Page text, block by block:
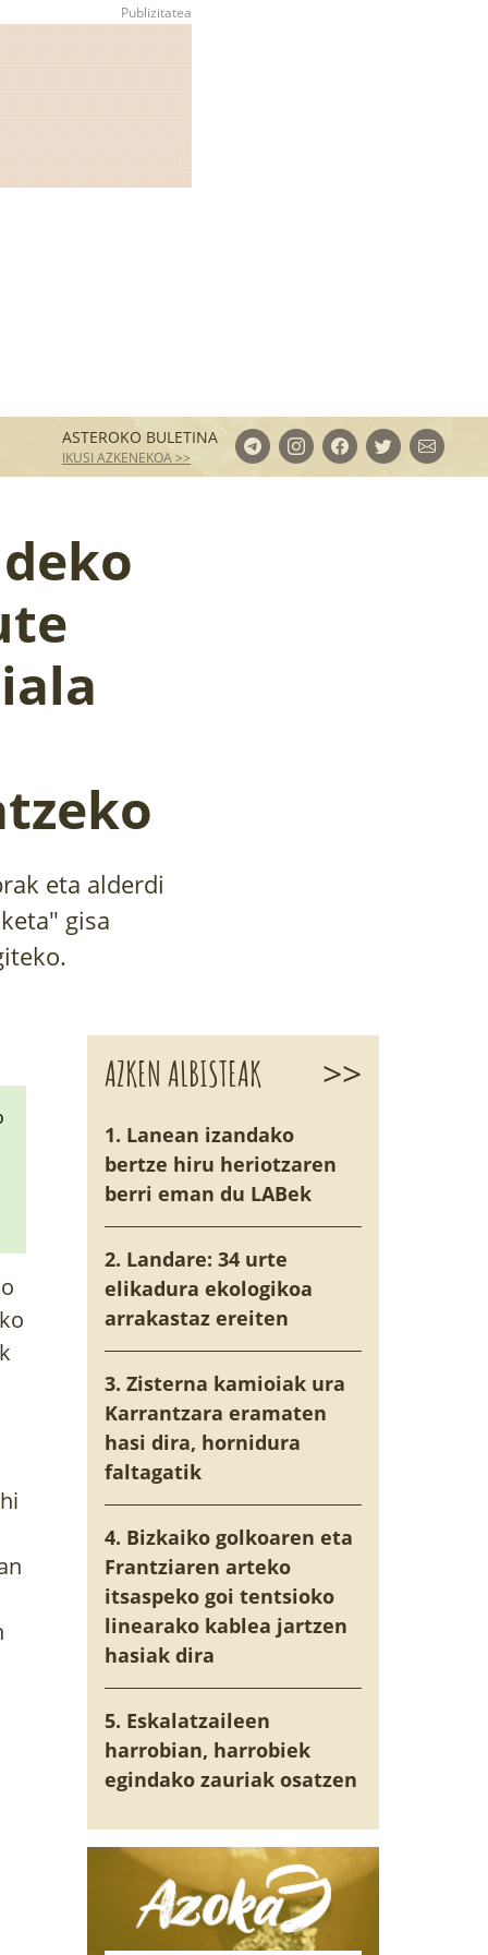
ASTEROKO BULETINA
IKUSI AZKENEKOA >>
eta alderdi
gisa
AZKEN ALBISTEAK >>
1. Lanean izandako
bertze hiru heriotzaren
berri eman du LABek
2. Landare: 34 urte
elikadura ekologikoa
arrakastaz ereiten
3. Zisterna kamioiak ura
Karrantzara eramaten
hasi dira, hornidura
faltagatik
4. Bizkaiko golkoaren eta
Frantziaren arteko
itsaspeko goi tentsioko
linearako kablea jartzen
hasiak dira
5. Eskalatzaileen
harrobian, harrobiek
egindako zauriak osatzen